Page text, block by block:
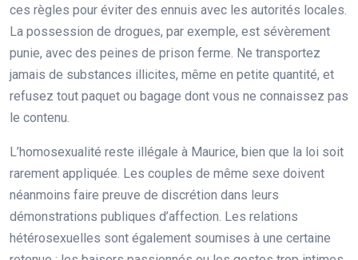
ces règles pour éviter des ennuis avec les autorités locales.
La possession de drogues, par exemple, est sévèrement
punie, avec des peines de prison ferme. Ne transportez
jamais de substances illicites, même en petite quantité, et
refusez tout paquet ou bagage dont vous ne connaissez pas
le contenu.
L’homosexualité reste illégale à Maurice, bien que la loi soit
rarement appliquée. Les couples de même sexe doivent
néanmoins faire preuve de discrétion dans leurs
démonstrations publiques d’affection. Les relations
hétérosexuelles sont également soumises à une certaine